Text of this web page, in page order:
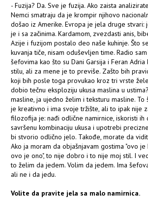
- Fuzija? Da. Sve je fuzija. Ako zaista
Nemci smatraju da je krompir njihovo
došao iz Amerike. Evropa je jela druge stvari:
je i sa začinima. Kardamom, zvezdasti anis,
Azije i fuzijom postalo deo naše kuhinje. Što
kuvanja tiče, nisam oduševljen time. Radio
šefovima kao što su Dani Garsija i Feran Adria
stilu, ali za mene je to previše. Zašto bih
koji bih posle toga provukao kroz tri vrste
dobio tečnu eksploziju ukusa maslina u
masline, ja ujedno želim i teksturu masline.
je kreativno i ima svoje tržište, ali to ipak nije
filozofija je: nađi odlične namirnice, iskoristi ih
savršenu kombinaciju ukusa i upotrebi
bi stvorio odlično jelo. Takođe, morate da
Ako ja moram da objašnjavam gostima "ovo
ovo je ono", to nije dobro i to nije moj stil. I
to želim da jedem. Volim da jedem. Ima
ali ne i da jedu.
Volite da pravite jela sa malo namirnica.